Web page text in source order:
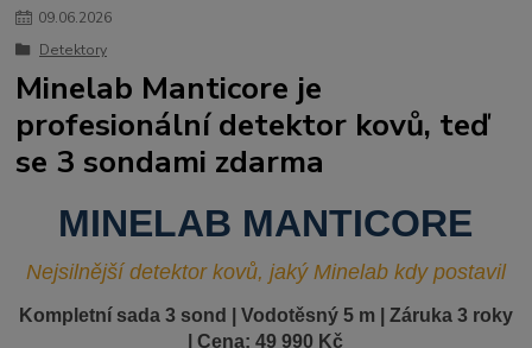
ÚSTÍ NAD LABEM
Soutěž o detektor
Severní Čechy
hledání pokladů
technologie Multi IQ
09.06.2026
Detektory
Minelab Manticore je
profesionální detektor kovů, teď
se 3 sondami zdarma
MINELAB MANTICORE
Nejsilnější detektor kovů, jaký Minelab kdy postavil
Kompletní sada 3 sond | Vodotěsný 5 m | Záruka 3 roky
| Cena: 49 990 Kč